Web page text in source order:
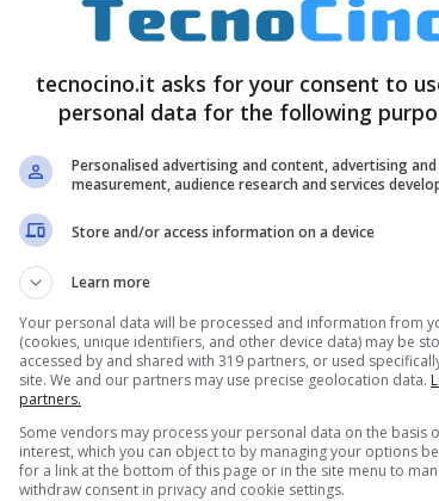
performante (con Google Search on the
e amici sui social. C’è iCloud Drive che
Rinnovata anche la Mail con
Molto interessante Continuous Client
un file su tutte le piattaforme dai Mac
tecnocino.it asks for your consent to
personal data for the following
Personalised advertising and content, advertising
measurement, audience research and services
Store and/or access information on a device
Learn more
Your personal data will be processed and information from
(cookies, unique identifiers, and other device data) may be
accessed by and shared with 319 partners, or used
site. We and our partners may use precise geolocation data.
partners.
Some vendors may process your personal data on the basis
interest, which you can object to by managing your options
for a link at the bottom of this page or in the site menu to
withdraw consent in privacy and cookie settings.